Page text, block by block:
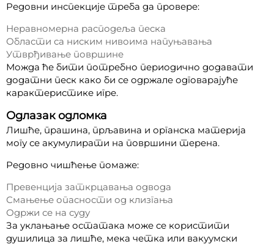
Редовни инспекције треба да провере:
Неравномерна расподеља песка
Области са ниским нивоима напуњавања
Утврђивање површине
Можда ће бити потребно периодично додавати
додатни песк како би се одржале одговарајуће
карактеристике игре.
Одлазак одломка
Лишће, прашина, прљавина и органска материја
могу се акумулирати на површини терена.
Редовно чишћење помаже:
Превенција заткрцавања одвода
Смањење опасности од клизгања
Одржи се на суду
За уклањање остатака може се користити
душилица за лишће, мека четка или вакуумски